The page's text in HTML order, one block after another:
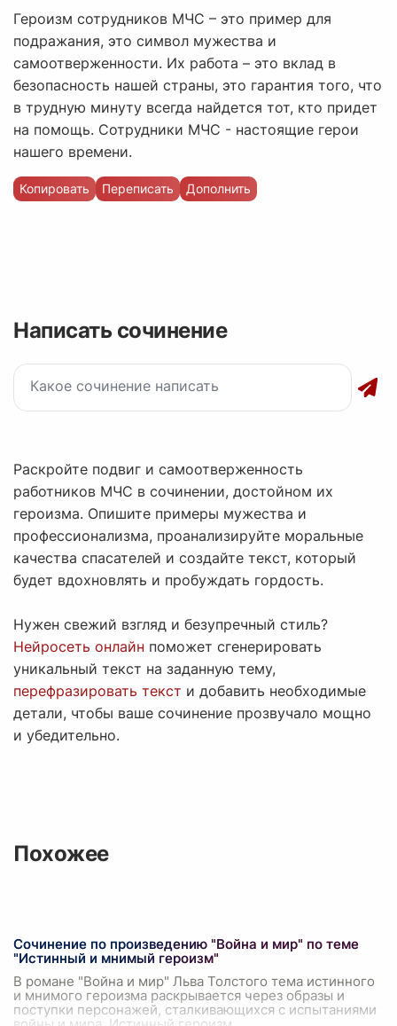
Героизм сотрудников МЧС – это пример для
подражания, это символ мужества и
самоотверженности. Их работа – это вклад в
безопасность нашей страны, это гарантия того, что
в трудную минуту всегда найдется тот, кто придет
на помощь. Сотрудники МЧС - настоящие герои
нашего времени.
Копировать Переписать Дополнить
Написать сочинение
Раскройте подвиг и самоотверженность
работников МЧС в сочинении, достойном их
героизма. Опишите примеры мужества и
профессионализма, проанализируйте моральные
качества спасателей и создайте текст, который
будет вдохновлять и пробуждать гордость.
Нужен свежий взгляд и безупречный стиль?
Нейросеть онлайн поможет сгенерировать
уникальный текст на заданную тему,
перефразировать текст и добавить необходимые
детали, чтобы ваше сочинение прозвучало мощно
и убедительно.
Похожее
Сочинение по произведению "Война и мир" по теме
"Истинный и мнимый героизм"
В романе "Война и мир" Льва Толстого тема истинного
и мнимого героизма раскрывается через образы и
поступки персонажей, сталкивающихся с испытаниями